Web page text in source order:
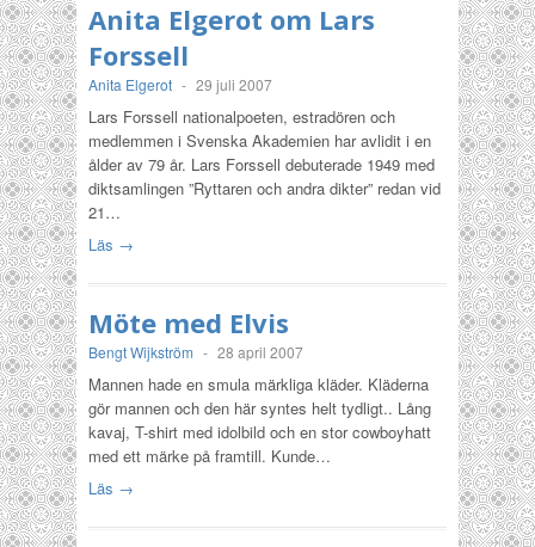
Anita Elgerot om Lars
Forssell
Anita Elgerot - 29 juli 2007
Lars Forssell nationalpoeten, estradören och
medlemmen i Svenska Akademien har avlidit i en
ålder av 79 år. Lars Forssell debuterade 1949 med
diktsamlingen ”Ryttaren och andra dikter” redan vid
21…
Läs →
Möte med Elvis
Bengt Wijkström - 28 april 2007
Mannen hade en smula märkliga kläder. Kläderna
gör mannen och den här syntes helt tydligt.. Lång
kavaj, T-shirt med idolbild och en stor cowboyhatt
med ett märke på framtill. Kunde…
Läs →